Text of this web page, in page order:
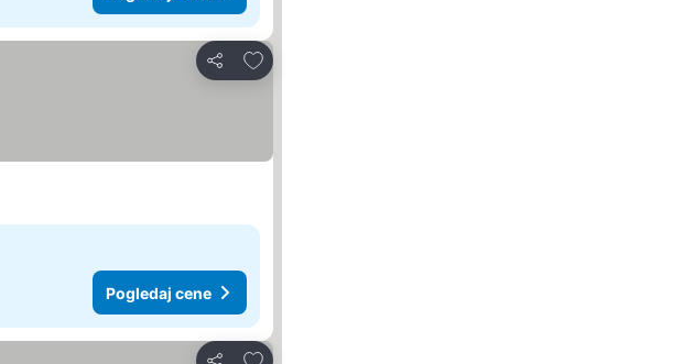
Deli
Dodati u favorite
Pogledaj cene
Dodati u favorite